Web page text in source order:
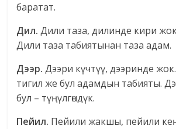
баратат.
Дил. Дили таза, дилинде кири жок,
Дили таза табиятынан таза адам.
Дээр. Дээри күчтүү, дээринде
тигил же бул адамдын табияты.
бул – түңүлгөндүк.
Пейил. Пейили жакшы, пейили